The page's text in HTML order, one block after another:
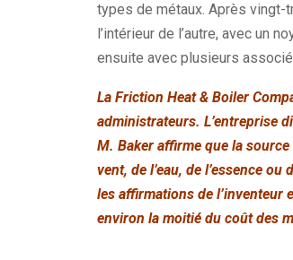
types de métaux. Après vingt-
l’intérieur de l’autre, avec un
ensuite avec plusieurs
La Friction Heat & Boiler
administrateurs. L’entreprise
M. Baker affirme que la
vent, de l’eau, de l’essence
les affirmations de l’inventeur
environ la moitié du coût des